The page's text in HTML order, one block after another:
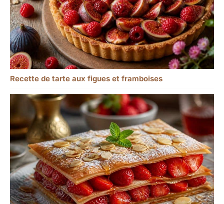
Recette de tarte aux figues et framboises